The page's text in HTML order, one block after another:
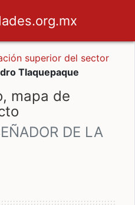
superior del sector
Tlaquepaque
mapa de
DE LA